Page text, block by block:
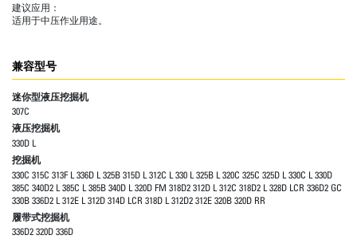
建议应用：
适用于中压作业用途。
兼容型号
迷你型液压挖掘机
307C
液压挖掘机
330D L
挖掘机
330C 315C 313F L 336D L 325B 315D L 312C L 330 L 325B L 320C 325C 325D L 330C L 330D
385C 340D2 L 385C L 385B 340D L 320D FM 318D2 312D L 312C 318D2 L 328D LCR 336D2 GC
330B 336D2 L 312E L 312D 314D LCR 318D L 312D2 312E 320B 320D RR
履带式挖掘机
336D2 320D 336D